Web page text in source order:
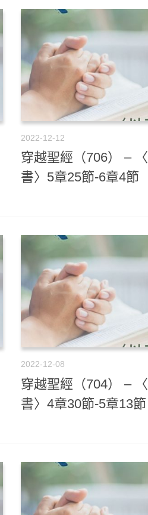
2022-12-12
穿越聖經（706） –
書〉5章25節-6章4節
2022-12-08
穿越聖經（704） –
書〉4章30節-5章13節